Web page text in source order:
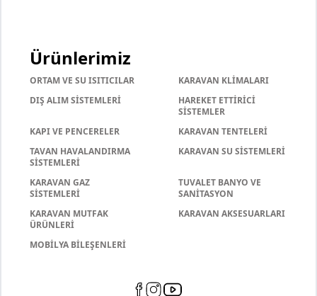
Ürünlerimiz
ORTAM VE SU ISITICILAR
KARAVAN KLİMALARI
DIŞ ALIM SİSTEMLERİ
HAREKET ETTİRİCİ
SİSTEMLER
KAPI VE PENCERELER
KARAVAN TENTELERİ
TAVAN HAVALANDIRMA
SİSTEMLERİ
KARAVAN SU SİSTEMLERİ
KARAVAN GAZ
SİSTEMLERİ
TUVALET BANYO VE
SANİTASYON
KARAVAN MUTFAK
ÜRÜNLERİ
KARAVAN AKSESUARLARI
MOBİLYA BİLEŞENLERİ